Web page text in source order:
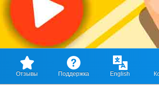
Отзывы Поддержка English